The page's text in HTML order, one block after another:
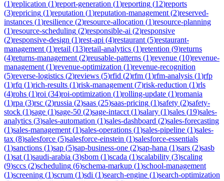
(1)replication (1)report-generation (1)reporting (12)reports
(3)repricing (1)reputation (1)reputation-management (2)reserved-
instances (1)resilience (2)resource-allocation (1)resource-planning
(1)resource-scheduling (2)responsible-ai (2)responsive
(2)responsive-design (1)rest-api (4)restaurant (5)restaurant-
management (1)retail (13)retail-analytics (1)retention (9)returns
(4)returns-management (2)reusable-patterns (1)revenue (10)revenue-
management (1)revenue-optimization (1)revenue-recognition
(5)reverse-logistics (2)reviews (5)rfid (2)rfm (1)rfm-analysis (1)rfp
(1)rfq (1)rich-results (1)risk-management (7)risk-reduction (1)rls
(4)rohs (1)roi (34)roi-optimization (1)rolling-update (1)romania
(1)rpa (3)rsc (2)russia (2)saas (25)saas-pricing (1)safety (2)safety-
stock (1)sage (1)sage-50 (2)sage-intacct (1)salary (1)sales (19)sales-
analytics (3)sales-automation (1)sales-dashboard (2)sales-forecasting
(1)sales-management (1)sales-operations (1)sales-pipeline (1)sales-
tax (8)salesforce (5)salesforce-einstein (1)salesforce-essentials
(1)sanctions (1)sap (5)sap-business-one (2)sap-hana (1)sars (2)sasb
(1)sat (1)saudi-arabia (3)sbom (1)scada (1)scalability (3)scaling
(9)sccs (2)scheduling (6)schema-markup (1)school-management
(1)screening (1)scrum (1)sdi (1)search-engine (1)search-optimization